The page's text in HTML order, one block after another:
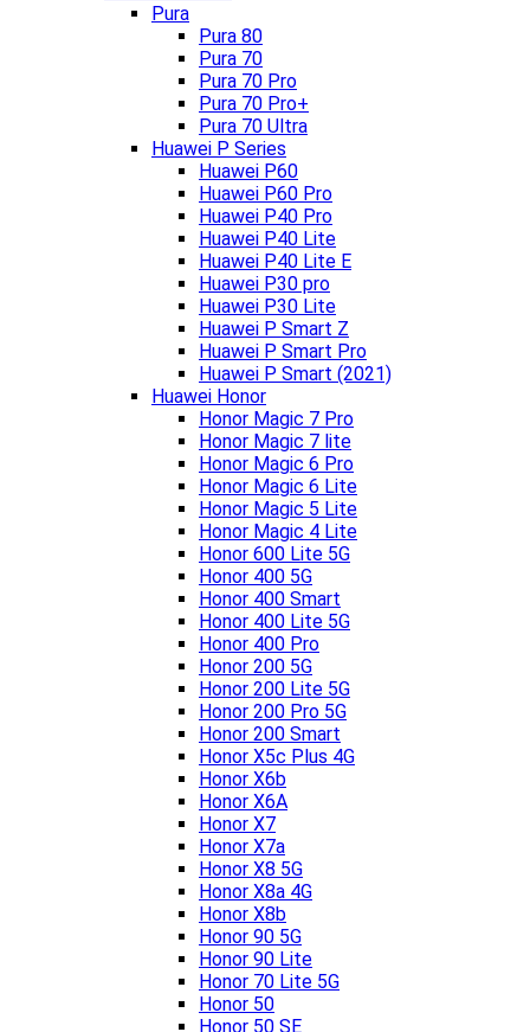
Pura
Pura 80
Pura 70
Pura 70 Pro
Pura 70 Pro+
Pura 70 Ultra
Huawei P Series
Huawei P60
Huawei P60 Pro
Huawei P40 Pro
Huawei P40 Lite
Huawei P40 Lite E
Huawei P30 pro
Huawei P30 Lite
Huawei P Smart Z
Huawei P Smart Pro
Huawei P Smart (2021)
Huawei Honor
Honor Magic 7 Pro
Honor Magic 7 lite
Honor Magic 6 Pro
Honor Magic 6 Lite
Honor Magic 5 Lite
Honor Magic 4 Lite
Honor 600 Lite 5G
Honor 400 5G
Honor 400 Smart
Honor 400 Lite 5G
Honor 400 Pro
Honor 200 5G
Honor 200 Lite 5G
Honor 200 Pro 5G
Honor 200 Smart
Honor X5c Plus 4G
Honor X6b
Honor X6A
Honor X7
Honor X7a
Honor X8 5G
Honor X8a 4G
Honor X8b
Honor 90 5G
Honor 90 Lite
Honor 70 Lite 5G
Honor 50
Honor 50 SE